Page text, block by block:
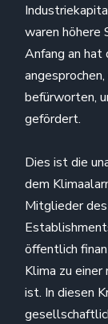
waren höhere
Anfang an hat
befürworten,
gefördert.
Dies ist die
dem
Mitglieder
öffentlich
Klima zu
ist. In diesen